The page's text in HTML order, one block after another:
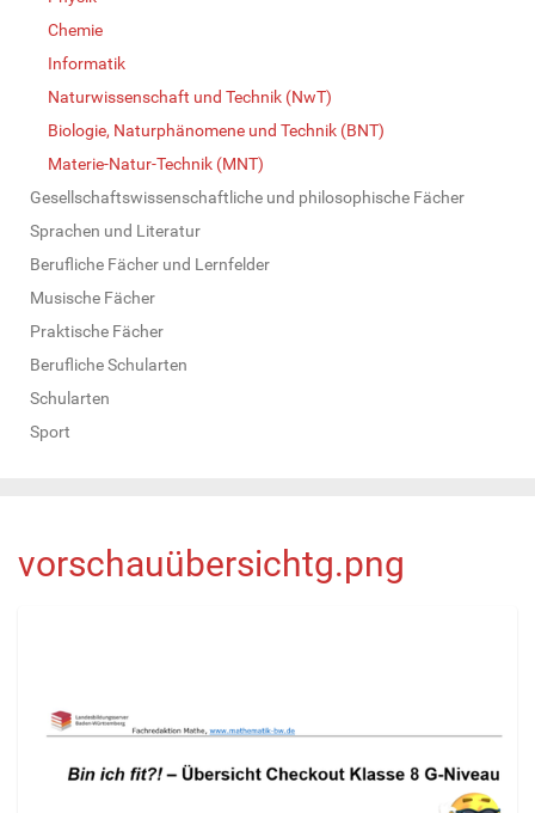
Chemie
Informatik
Naturwissenschaft und Technik (NwT)
Biologie, Naturphänomene und Technik (BNT)
Materie-Natur-Technik (MNT)
Gesellschaftswissenschaftliche und philosophische Fächer
Sprachen und Literatur
Berufliche Fächer und Lernfelder
Musische Fächer
Praktische Fächer
Berufliche Schularten
Schularten
Sport
vorschauübersichtg.png